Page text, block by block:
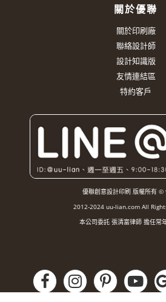
關於優聯
關於印刷廠
聯絡設計師
設計知識版
友情連結區
特約客戶
優聯創意設計印刷 版權所有 ©
2012-2024 uu-lian.com All
本公司委託 張清富律師 擔任常